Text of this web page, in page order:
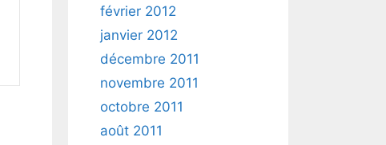
février 2012
janvier 2012
décembre 2011
novembre 2011
octobre 2011
août 2011